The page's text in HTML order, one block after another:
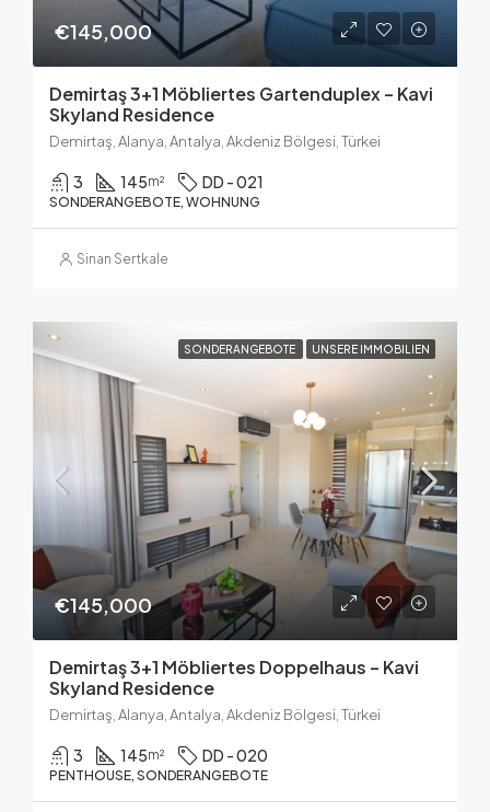
€145,000
Demirtaş 3+1 Möbliertes Gartenduplex – Kavi
Skyland Residence
Demirtaş, Alanya, Antalya, Akdeniz Bölgesi, Türkei
3 145m² DD - 021
SONDERANGEBOTE, WOHNUNG
Sinan Sertkale
SONDERANGEBOTE UNSERE IMMOBILIEN
€145,000
Demirtaş 3+1 Möbliertes Doppelhaus – Kavi
Skyland Residence
Demirtaş, Alanya, Antalya, Akdeniz Bölgesi, Türkei
3 145m² DD - 020
PENTHOUSE, SONDERANGEBOTE